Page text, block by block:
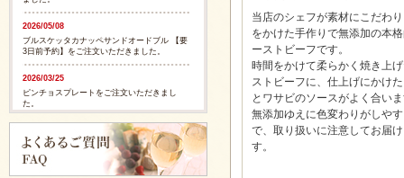
2026/05/08
ブルスケッタカナッペサンドオードブル 【要
3日前予約】をご注文いただきました。
2026/03/25
ピンチョスプレートをご注文いただきまし
た。
ピンチョスプレートをご注文いただきまし
た。
当店のシェフが素材にこだわ
をかけた手作りで無添加の本
ーストビーフです。
時間をかけて柔らかく焼き上
ストビーフに、仕上げにかけ
とワサビのソースがよく合い
無添加ゆえに色変わりがしや
で、取り扱いに注意してお届
す。